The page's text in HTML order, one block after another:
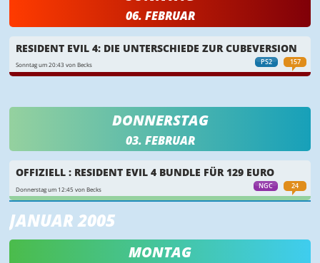
06. FEBRUAR
PS2 157
RESIDENT EVIL 4: DIE UNTERSCHIEDE ZUR CUBEVERSION
Sonntag um 20:43 von Becks
DONNERSTAG
03. FEBRUAR
NGC 24
OFFIZIELL : RESIDENT EVIL 4 BUNDLE FÜR 129 EURO
Donnerstag um 12:45 von Becks
JANUAR 2005
MONTAG